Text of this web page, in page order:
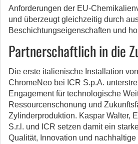
Anforderungen der EU-
und überzeugt gleichzeitig durch
Beschichtungseigenschaften und
Partnerschaftlich in die
Die erste italienische Installation
ChromeNeo bei ICR S.p.A.
Engagement für technologische
Ressourcenschonung und
Zylinderproduktion. Kaspar Walter,
S.r.l. und ICR setzen damit ein
Qualität, Innovation und